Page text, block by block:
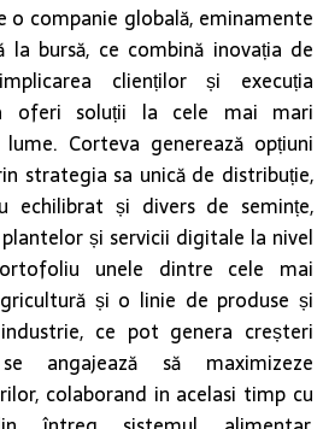
o companie globală, eminamente
la bursă, ce combină inovația de
clienților și execuția
oferi soluții la cele mai mari
Corteva generează opțiuni
strategia sa unică de distribuție,
echilibrat și divers de semințe,
și servicii digitale la nivel
unele dintre cele mai
și o linie de produse și
ce pot genera creșteri
angajează să maximizeze
colaborand in acelasi timp cu